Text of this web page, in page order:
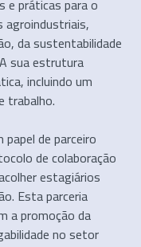
agroindustriais,
da sustentabilidade
sua estrutura
incluindo um
trabalho.
de parceiro
de colaboração
estagiários
Esta parceria
a promoção da
no setor